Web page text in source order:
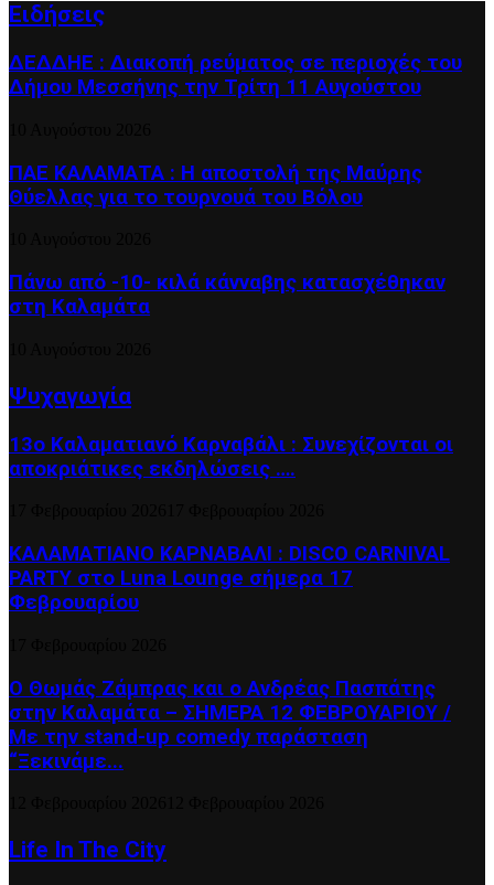
Ειδήσεις
ΔΕΔΔΗΕ : Διακοπή ρεύματος σε περιοχές του
Δήμου Μεσσήνης την Τρίτη 11 Αυγούστου
ΠΑΕ ΚΑΛΑΜΑΤΑ : Η αποστολή της Μαύρης
Θύελλας για το τουρνουά του Βόλου
Πάνω από -10- κιλά κάνναβης κατασχέθηκαν
στη Καλαμάτα
Ψυχαγωγία
13ο Καλαματιανό Καρναβάλι : Συνεχίζονται οι
αποκριάτικες εκδηλώσεις ….
ΚΑΛΑΜΑΤΙΑΝΟ ΚΑΡΝΑΒΑΛΙ : DISCO CARNIVAL
PARTY στο Luna Lounge σήμερα 17
Φεβρουαρίου
Ο Θωμάς Ζάμπρας και ο Ανδρέας Πασπάτης
στην Καλαμάτα – ΣΗΜΕΡΑ 12 ΦΕΒΡΟΥΑΡΙΟΥ /
Με την stand-up comedy παράσταση
“Ξεκινάμε...
Life In The City